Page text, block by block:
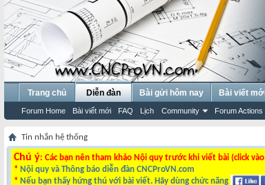
Trang chủ Diễn đàn
Forum Home Bài viết mới FAQ Lịch Community Forum Actions
Bài gửi hôm nay Bài viết
Tin nhắn hệ thống
Chú ý: Các bạn nên tham khảo Nội quy trước khi viết bài (click
* Nội quy và Thông báo diễn đàn CNCProVN.com
* Nếu bạn thấy hứng thú với bài viết. Hãy dùng chức năng